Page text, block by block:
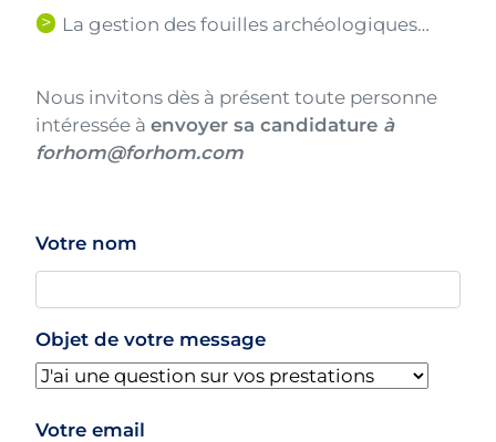
La gestion des fouilles archéologiques…
Nous invitons dès à présent toute personne
intéressée à envoyer sa candidature à
forhom@forhom.com
contact_form
Votre nom
Objet de votre message
Comment
Votre email